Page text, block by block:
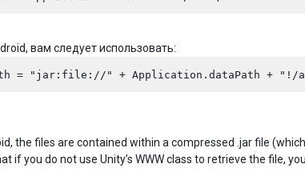
вам следует использовать:
the files are contained within a compressed .jar file
if you do not use Unity’s WWW class to retrieve the file,